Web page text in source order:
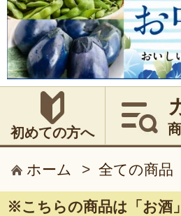
初めての方へ
ホーム > 全ての商品
※こちらの商品は 「お酒」